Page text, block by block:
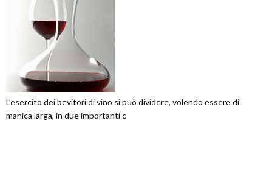
L’esercito dei bevitori di vino si può dividere, volendo essere di
manica larga, in due importanti c